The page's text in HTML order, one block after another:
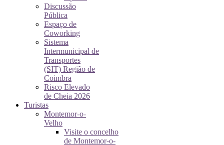
Discussão
Pública
Espaço de
Coworking
Sistema
Intermunicipal de
Transportes
(SIT) Região de
Coimbra
Risco Elevado
de Cheia 2026
Turistas
Montemor-o-
Velho
Visite o concelho
de Montemor-o-